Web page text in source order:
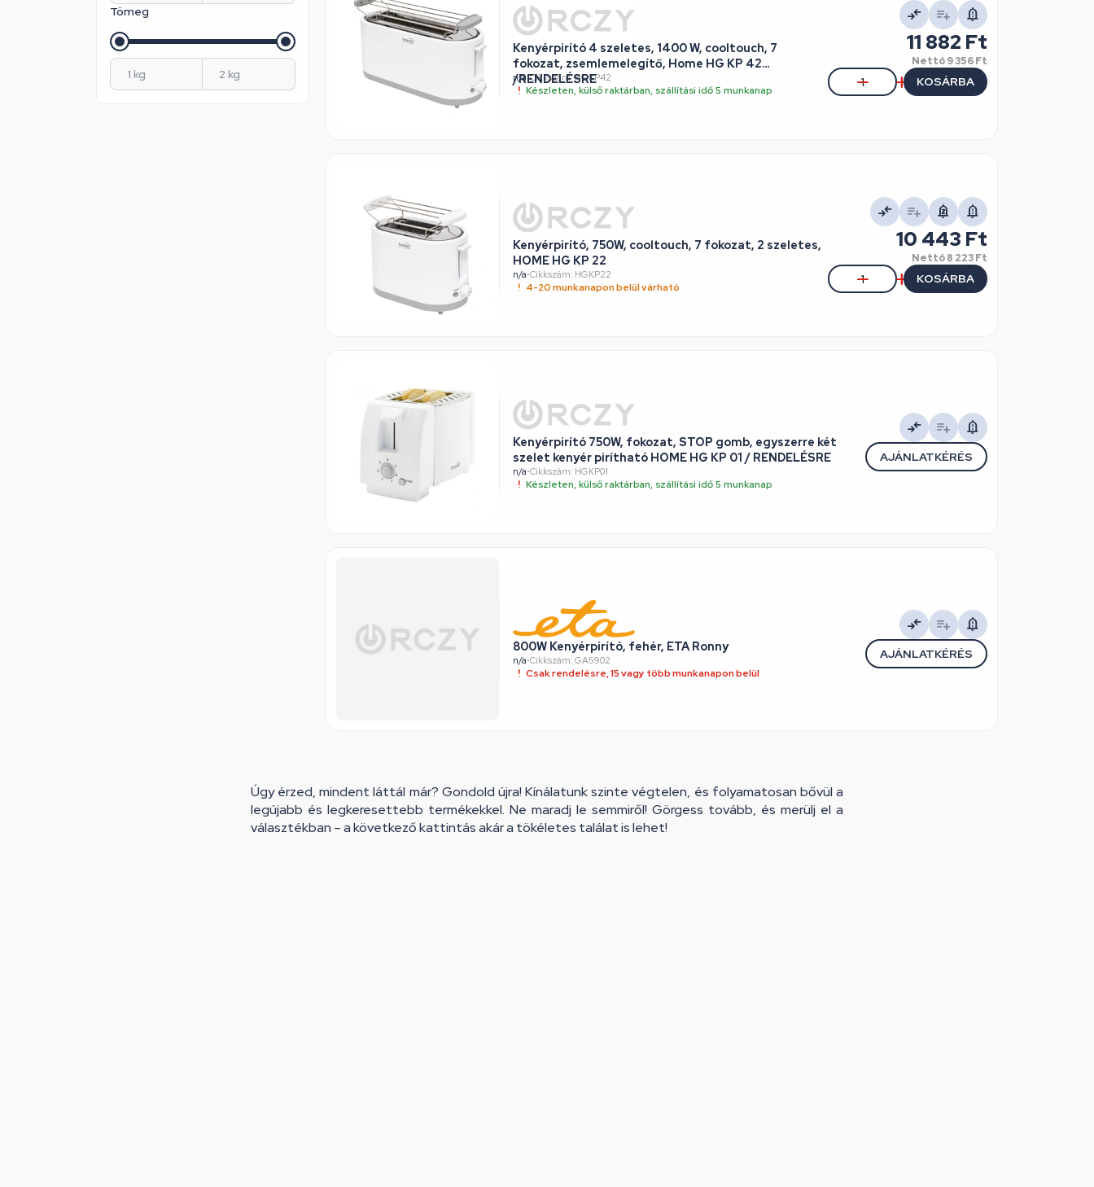
Kenyérpirító 4 szeletes, 1400 W, cooltouch, 7
fokozat, zsemlemelegítő, Home HG KP 42
/RENDELÉSRE
n/a•Cikkszám: HGKP42
Készleten, külső raktárban, szállítási idő 5 munkanap
11 882 Ft
Nettó9 356 Ft
KOSÁRBA
Kenyérpirító, 750W, cooltouch, 7 fokozat, 2 szeletes,
HOME HG KP 22
n/a•Cikkszám: HGKP22
4-20 munkanapon belül várható
10 443 Ft
Nettó8 223 Ft
KOSÁRBA
Kenyérpirító 750W, fokozat, STOP gomb, egyszerre két
szelet kenyér pirítható HOME HG KP 01 / RENDELÉSRE
n/a•Cikkszám: HGKP01
Készleten, külső raktárban, szállítási idő 5 munkanap
AJÁNLATKÉRÉS
800W Kenyérpirító, fehér, ETA Ronny
n/a•Cikkszám: GA5902
Csak rendelésre, 15 vagy több munkanapon belül
AJÁNLATKÉRÉS
Tömeg
Úgy érzed, mindent láttál már? Gondold újra! Kínálatunk szinte végtelen, és folyamatosan bővül a
legújabb és legkeresettebb termékekkel. Ne maradj le semmiről! Görgess tovább, és merülj el a
választékban – a következő kattintás akár a tökéletes találat is lehet!